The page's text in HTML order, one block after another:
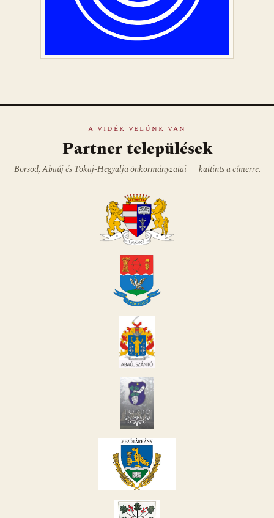
A VIDÉK VELÜNK VAN
Partner települések
Borsod, Abaúj és Tokaj-Hegyalja önkormányzatai — kattints a címerre.